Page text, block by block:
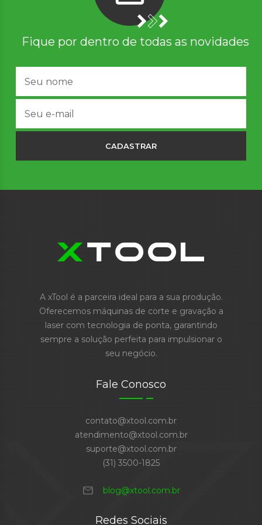
Fique por dentro de todas as novidades
CADASTRAR
A xTool é a parceira ideal para a sua produção.
Oferecemos máquinas de corte e gravação a
laser com tecnologia de ponta, garantindo
sempre a solução perfeita para impulsionar o
seu negócio.
Fale Conosco
contato@xtool.com.br
atendimento@xtool.com.br
suporte@xtool.com.br
(31) 3500-1825
mail blog@xtool.com.br
Redes Sociais